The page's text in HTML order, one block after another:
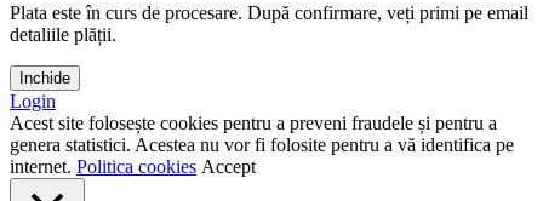
Plata este în curs de procesare. După confirmare, veți primi pe email
detaliile plății.
Inchide
Login
Acest site folosește cookies pentru a preveni fraudele și pentru a
genera statistici. Acestea nu vor fi folosite pentru a vă identifica pe
internet. Politica cookies Accept